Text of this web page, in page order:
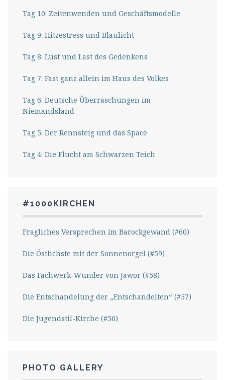
Tag 10: Zeitenwenden und Geschäftsmodelle
Tag 9: Hitzestress und Blaulicht
Tag 8: Lust und Last des Gedenkens
Tag 7: Fast ganz allein im Haus des Volkes
Tag 6: Deutsche Überraschungen im
Niemandsland
Tag 5: Der Rennsteig und das Space
Tag 4: Die Flucht am Schwarzen Teich
#1000KIRCHEN
Fragliches Versprechen im Barockgewand (#60)
Die Östlichste mit der Sonnenorgel (#59)
Das Fachwerk-Wunder von Jawor (#58)
Die Entschandelung der „Entschandelten“ (#57)
Die Jugendstil-Kirche (#56)
PHOTO GALLERY